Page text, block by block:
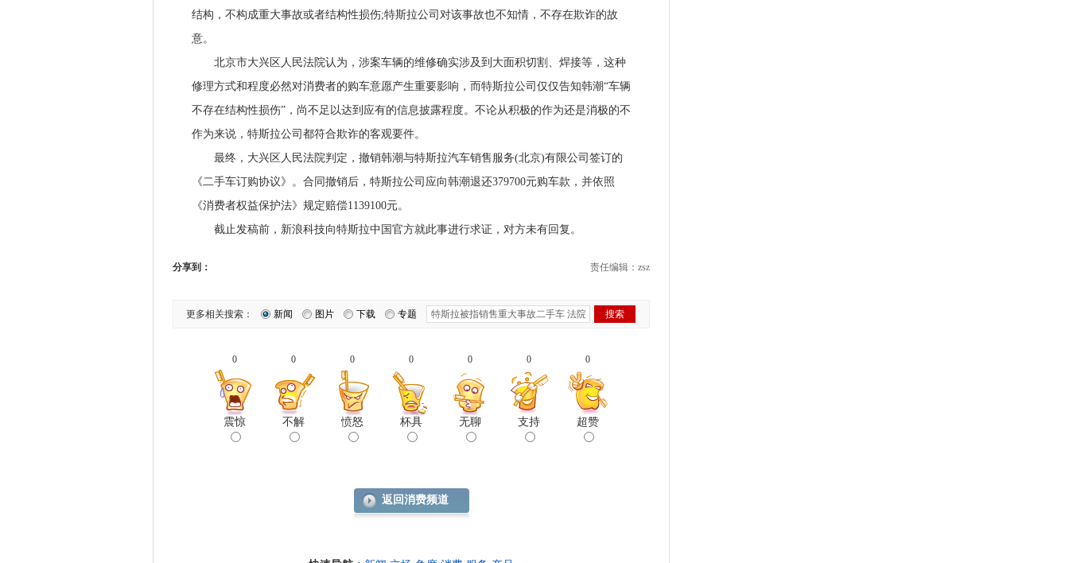
结构，不构成重大事故或者结构性损伤;特斯拉公司对该事故也不知情，不存在欺诈的故
意。
北京市大兴区人民法院认为，涉案车辆的维修确实涉及到大面积切割、焊接等，这种
修理方式和程度必然对消费者的购车意愿产生重要影响，而特斯拉公司仅仅告知韩潮“车辆
不存在结构性损伤”，尚不足以达到应有的信息披露程度。不论从积极的作为还是消极的不
作为来说，特斯拉公司都符合欺诈的客观要件。
最终，大兴区人民法院判定，撤销韩潮与特斯拉汽车销售服务(北京)有限公司签订的
《二手车订购协议》。合同撤销后，特斯拉公司应向韩潮退还379700元购车款，并依照
《消费者权益保护法》规定赔偿1139100元。
截止发稿前，新浪科技向特斯拉中国官方就此事进行求证，对方未有回复。
分享到： 责任编辑：zsz
更多相关搜索： 新闻 图片 下载 专题
0
震惊
0
不解
0
愤怒
0
杯具
0
无聊
0
支持
0
超赞
返回消费频道